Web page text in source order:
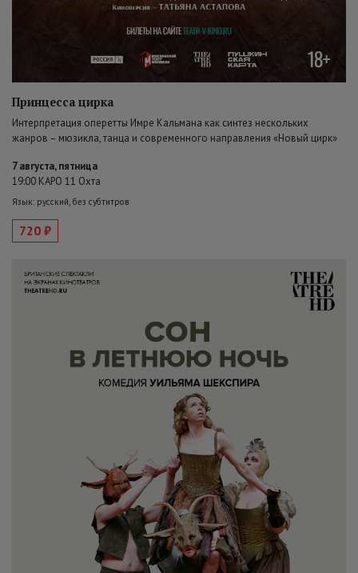
Принцесса цирка
Интерпретация оперетты Имре Кальмана как синтез нескольких
жанров – мюзикла, танца и современного направления «Новый цирк»
7 августа, пятница
19:00 КАРО 11 Охта
Язык: русский, без субтитров
720 ₽